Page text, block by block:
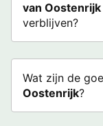
van Oostenrijk
verblijven?
Wat zijn de
Oostenrijk?